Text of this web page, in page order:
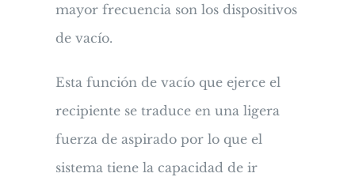
mayor frecuencia son los dispositivos
de vacío.
Esta función de vacío que ejerce el
recipiente se traduce en una ligera
fuerza de aspirado por lo que el
sistema tiene la capacidad de ir